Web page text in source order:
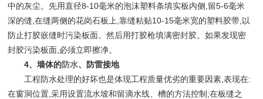
中的灰尘。先用直径8-10毫米的泡沫塑料条填实板内侧,留5-6毫米
深的缝,在缝两侧的花岗石板上,靠缝粘贴10-15毫米宽的塑料胶带,以
防止打胶嵌缝时污染板面。然后用打胶枪填满密封胶。如果发现密
封胶污染板面,必须立即擦净。
4、墙体的防水、防雷接地
工程防水处理的好坏也是体现工程质量优劣的重要因素,表现在:
在窗洞位置,采用设置流水坡和留滴水线、槽的方法控制;在板缝之